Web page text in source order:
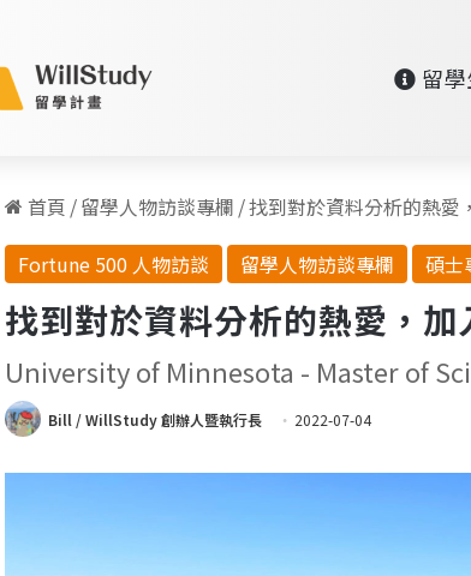
留
首頁 /留學人物訪談專欄 /找到對於資料分析的熱愛
Fortune 500 人物訪談
留學人物訪談專欄 碩士
找到對於資料分析的熱愛，
University of Minnesota - Master of
Bill / WillStudy 創辦人暨執行長 2022-07-04